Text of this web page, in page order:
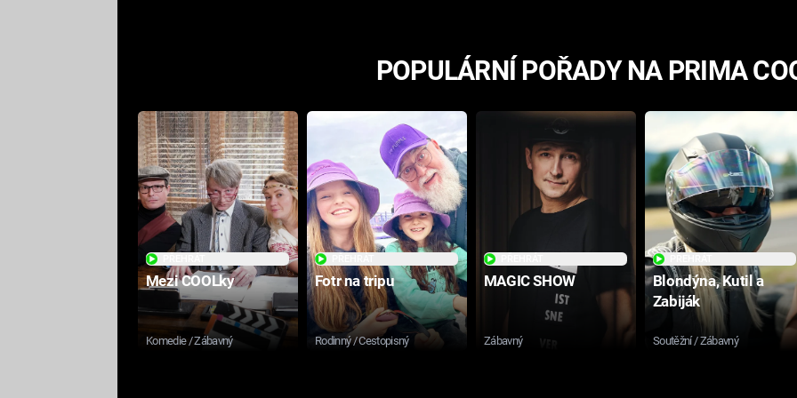
POPULÁRNÍ POŘADY NA PRIMA
Mezi COOLky
Komedie / Zábavný
Fotr na tripu
Rodinný / Cestopisný
MAGIC SHOW
Zábavný
Blondýna, Kutil a
Zabiják
Soutěžní / Zábavný